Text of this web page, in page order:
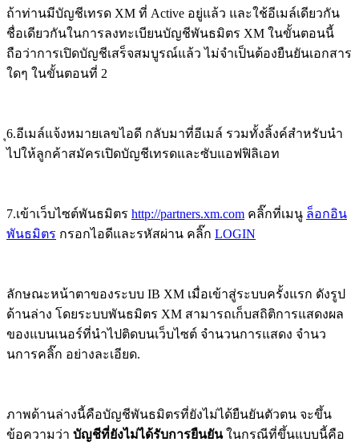
ถ้าท่านมีบัญชีเทรด XM ที่ Active อยู่แล้ว และใช้อีเมล์เดียวกัน
ชื่อเดียวกันในการลงทะเบียนบัญชีพันธมิตร XM ในขั้นตอนนี้
ถือว่าการเปิดบัญชีเสร็จสมบูรณ์แล้ว ไม่จำเป็นต้องยืนยันเอกสาร
ใดๆ ในขั้นตอนที่ 2
ุ6.อีเมล์แจ้งหมายเลขไอดี กลับมาที่อีเมล์ รวมทั้งลิ้งค์สำหรับนำ
ไปให้ลูกค้าสมัครเปิดบัญชีเทรดและซับแอฟฟิลิเอท
7.เข้าเว็บไซต์พันธมิตร http://partners.xm.com คลิ๊กที่เมนู ล็อกอิน
พันธมิตร กรอกไอดีและรหัสผ่าน คลิ๊ก LOGIN
ลักษณะหน้าตาของระบบ IB XM เมื่อเข้าสู่ระบบครั้งแรก ดังรูป
ด้านล่าง โดยระบบพันธมิตร XM สามารถเก็บสถิติการแสดงผล
ของแบนเนอร์ที่นำไปติดบนเว็บไซต์ จำนวนการแสดง จำนว
นการคลิ๊ก อย่างละเอียด.
ภาพด้านล่างนี้คือบัญชีพันธมิตรที่ยังไม่ได้ยืนยันตัวตน จะขึ้น
ข้อความว่า บัญชีที่ยังไม่ได้รับการยืนยันในกรณีที่ขึ้นแบบนี้คือ